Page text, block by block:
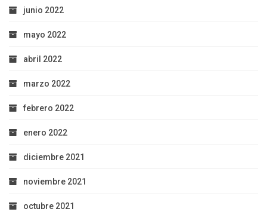
junio 2022
mayo 2022
abril 2022
marzo 2022
febrero 2022
enero 2022
diciembre 2021
noviembre 2021
octubre 2021